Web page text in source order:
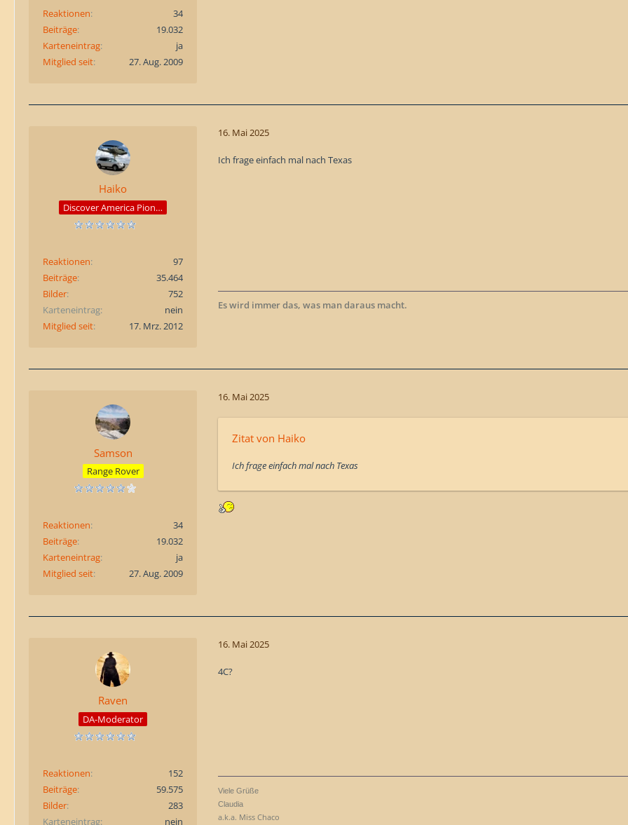
Reaktionen
34
Beiträge
19.032
Karteneintrag
ja
Mitglied seit
27. Aug. 2009
Haiko
Discover America Pioneer
Reaktionen
97
Beiträge
35.464
Bilder
752
Karteneintrag
nein
Mitglied seit
17. Mrz. 2012
16. Mai 2025
Ich frage einfach mal nach Texas
Es wird immer das, was man daraus macht.
Samson
Range Rover
Reaktionen
34
Beiträge
19.032
Karteneintrag
ja
Mitglied seit
27. Aug. 2009
16. Mai 2025
Zitat von Haiko
Ich frage einfach mal nach Texas
Raven
DA-Moderator
Reaktionen
152
Beiträge
59.575
Bilder
283
Karteneintrag
nein
16. Mai 2025
4C?
Viele Grüße
Claudia
a.k.a. Miss Chaco